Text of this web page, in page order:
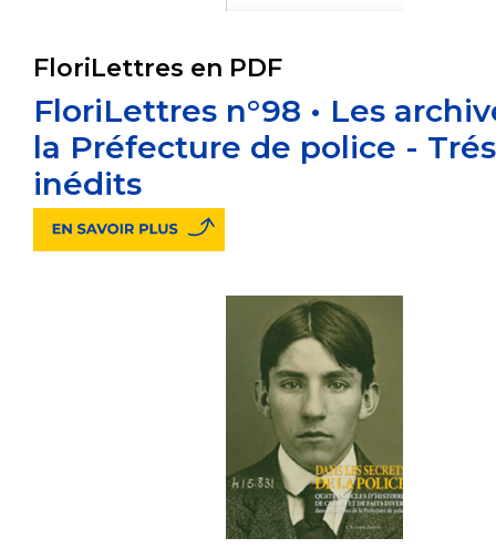
FloriLettres en PDF
FloriLettres n°98 • Les
la Préfecture de police -
inédits